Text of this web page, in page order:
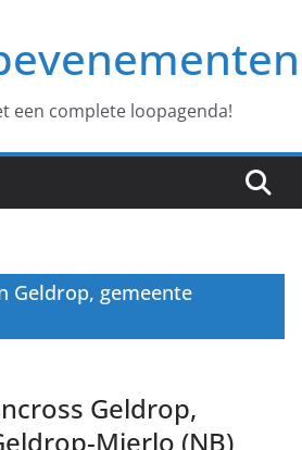
een complete loopagenda!
Geldrop, gemeente
Geldrop,
Mierlo (NB)